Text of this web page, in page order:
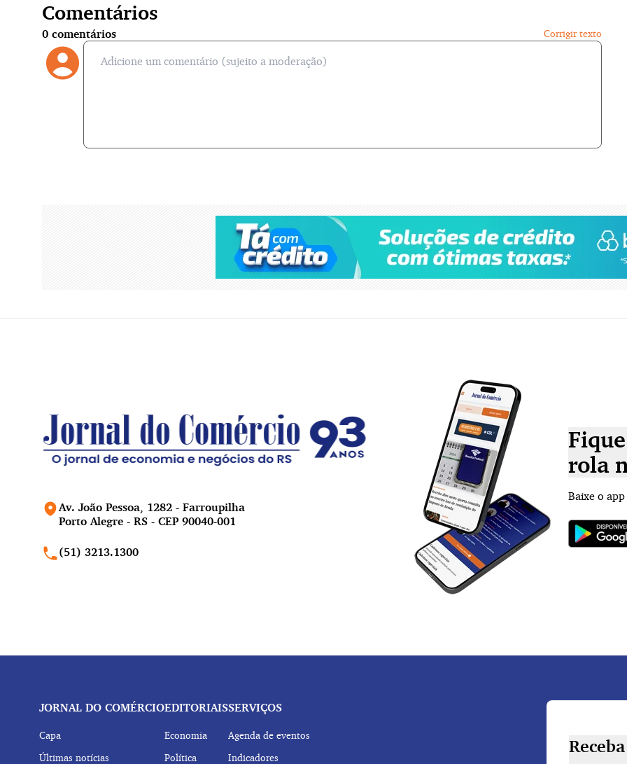
Comentários
0 comentários Corrigir texto
Av. João Pessoa, 1282 - Farroupilha
Porto Alegre - RS - CEP 90040-001
(51) 3213.1300
rola
Baixe o
JORNAL DO COMÉRCIO
Capa
Últimas notícias
EDITORIAIS
Economia
Política
SERVIÇOS
Agenda de eventos
Indicadores